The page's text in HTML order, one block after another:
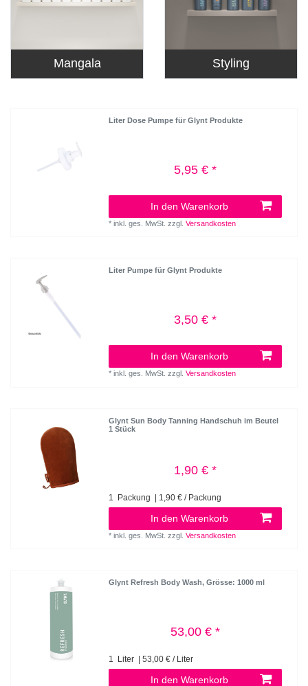
Mangala Styling
Liter Dose Pumpe für Glynt Produkte
5,95 € *
In den Warenkorb
*inkl. ges. MwSt. zzgl.Versandkosten
Liter Pumpe für Glynt Produkte
3,50 € *
In den Warenkorb
*inkl. ges. MwSt. zzgl.Versandkosten
Glynt Sun Body Tanning Handschuh im Beutel
1 Stück
1,90 € *
1 Packung | 1,90 € / Packung
In den Warenkorb
*inkl. ges. MwSt. zzgl.Versandkosten
Glynt Refresh Body Wash, Grösse: 1000 ml
53,00 € *
1 Liter | 53,00 € / Liter
In den Warenkorb